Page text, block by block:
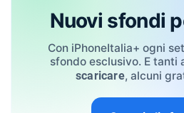
Nuovi sfondi
Con iPhoneItalia+ ogni
sfondo esclusivo. E tanti
scaricare, alcuni